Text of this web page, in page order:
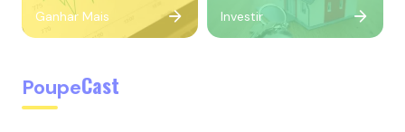
Ganhar Mais Investir
PoupeCast